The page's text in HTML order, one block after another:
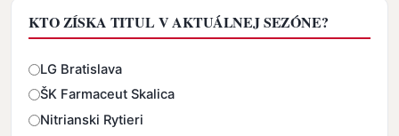
KTO ZÍSKA TITUL V AKTUÁLNEJ SEZÓNE?
Odpovede
LG Bratislava
ŠK Farmaceut Skalica
Nitrianski Rytieri